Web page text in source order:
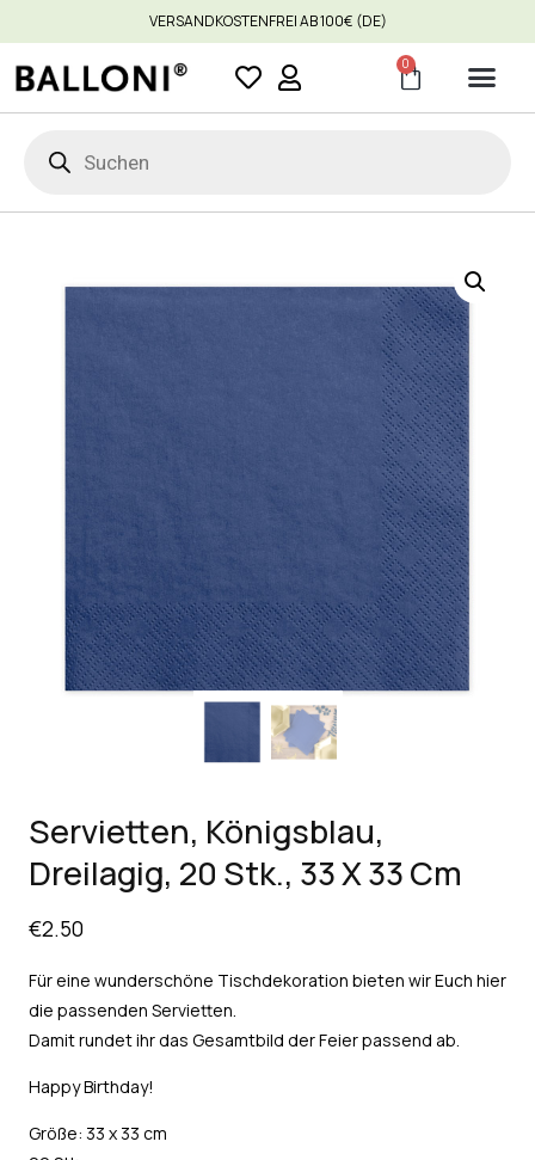
VERSANDKOSTENFREI AB 100€ (DE)
0
Servietten, Königsblau,
Dreilagig, 20 Stk., 33 X 33 Cm
€2.50
Für eine wunderschöne Tischdekoration bieten wir Euch hier
die passenden Servietten.
Damit rundet ihr das Gesamtbild der Feier passend ab.
Happy Birthday!
Größe: 33 x 33 cm